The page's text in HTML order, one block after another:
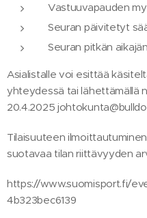
Vastuuvapauden
Seuran päivitetyt
Seuran pitkän
Asialistalle voi esittää
yhteydessä tai lähettämällä
20.4.2025
Tilaisuuteen
suotavaa tilan riittävyyden
https://www.suomisport.fi/
4b323bec6139